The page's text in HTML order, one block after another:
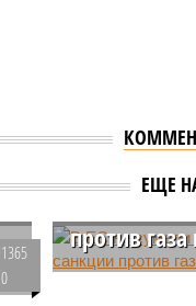
ЕЩЕ
1365
0
В ЕС не
против
Европейский